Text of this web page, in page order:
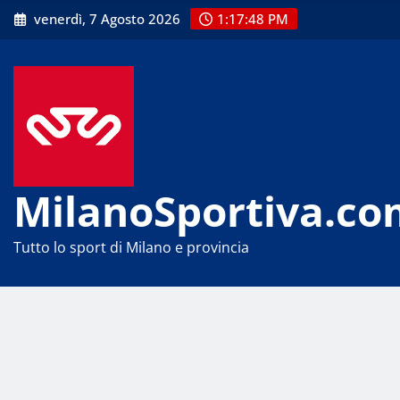
Skip
to
venerdì, 7 Agosto 2026 1:17:49 PM
Tutto lo sport di Milano e provincia